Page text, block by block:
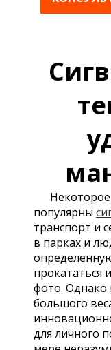
Некоторое
популярны
транспорт и
в парках и
прокататься
фото. Однако
большого
для личного